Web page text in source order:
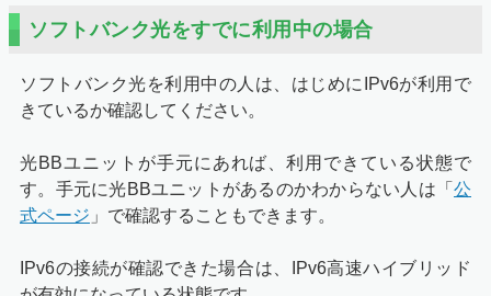
ソフトバンク光をすでに利用中の場合
ソフトバンク光を利用中の人は、はじめにIPv6が利用で
きているか確認してください。
光BBユニットが手元にあれば、利用できている状態で
す。手元に光BBユニットがあるのかわからない人は「 公
式ページ 」で確認することもできます。
IPv6の接続が確認できた場合は、IPv6高速ハイブリッド